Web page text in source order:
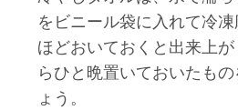
をビニール袋に入れて冷
ほどおいておくと出来上
らひと晩置いておいたも
ょう。